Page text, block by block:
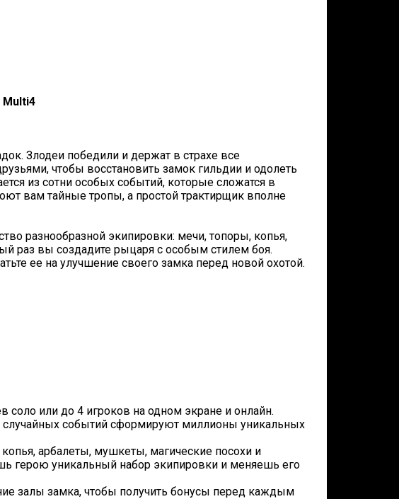
Multi4
Злодеи победили и держат в страхе все
чтобы восстановить замок гильдии и одолеть
из сотни особых событий, которые сложатся в
вам тайные тропы, а простой трактирщик вполне
разнообразной экипировки: мечи, топоры, копья,
раз вы создадите рыцаря с особым стилем боя.
ее на улучшение своего замка перед новой охотой.
соло или до 4 игроков на одном экране и онлайн.
событий сформируют миллионы уникальных
арбалеты, мушкеты, магические посохи и
герою уникальный набор экипировки и меняешь его
залы замка, чтобы получить бонусы перед каждым